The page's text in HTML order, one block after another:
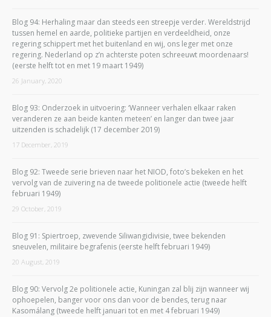
Blog 94: Herhaling maar dan steeds een streepje verder. Wereldstrijd
tussen hemel en aarde, politieke partijen en verdeeldheid, onze
regering schippert met het buitenland en wij, ons leger met onze
regering. Nederland op z’n achterste poten schreeuwt moordenaars!
(eerste helft tot en met 19 maart 1949)
26 January, 2020
Blog 93: Onderzoek in uitvoering: ‘Wanneer verhalen elkaar raken
veranderen ze aan beide kanten meteen’ en langer dan twee jaar
uitzenden is schadelijk (17 december 2019)
17 December, 2019
Blog 92: Tweede serie brieven naar het NIOD, foto’s bekeken en het
vervolg van de zuivering na de tweede politionele actie (tweede helft
februari 1949)
29 October, 2019
Blog 91: Spiertroep, zwevende Siliwangidivisie, twee bekenden
sneuvelen, militaire begrafenis (eerste helft februari 1949)
20 August, 2019
Blog 90: Vervolg 2e politionele actie, Kuningan zal blij zijn wanneer wij
ophoepelen, banger voor ons dan voor de bendes, terug naar
Kasomálang (tweede helft januari tot en met 4 februari 1949)